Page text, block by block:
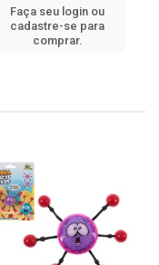
Faça seu login ou
cadastre-se para
comprar.